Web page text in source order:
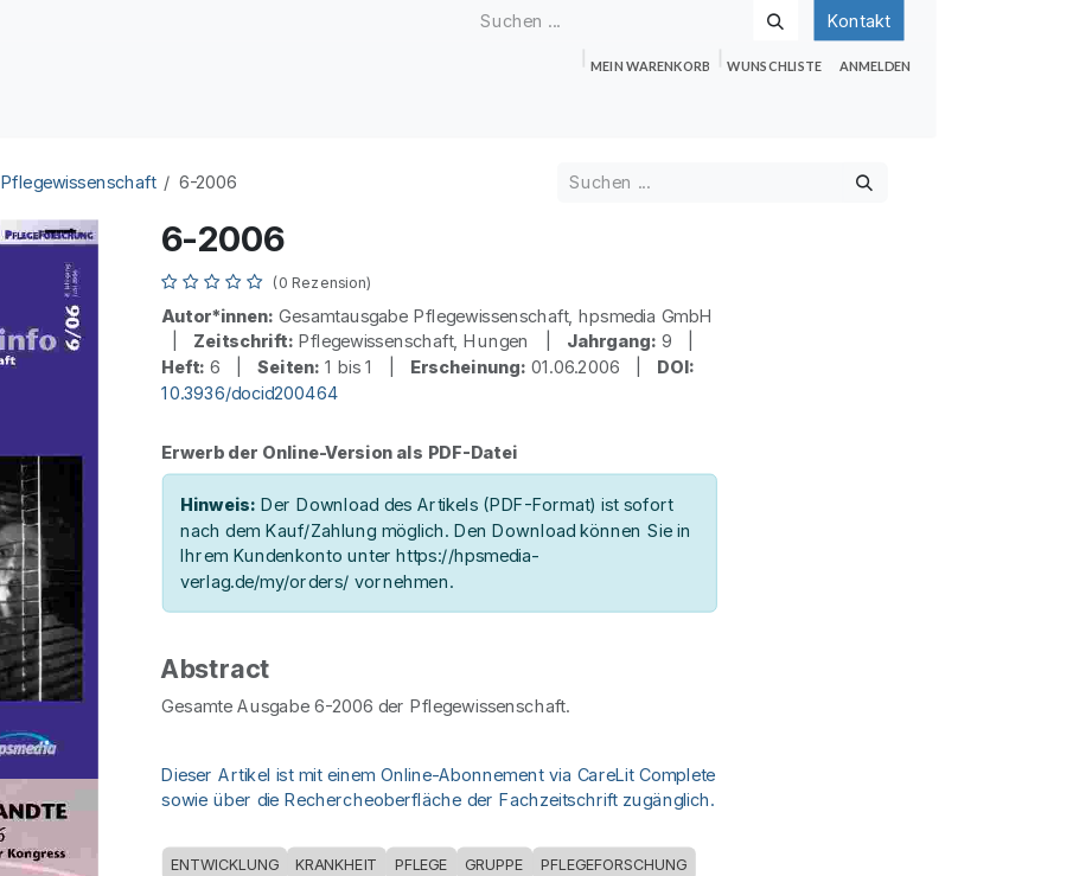
Kontakt
MEIN WARENKORB WUNSCHLISTE ANMELDEN
Pflegewissenschaft 6-2006
6-2006
(0 Rezension)
Autor*innen: Gesamtausgabe Pflegewissenschaft, hpsmedia GmbH
Zeitschrift: Pflegewissenschaft, Hungen | Jahrgang: 9 |
Heft: 6 |Seiten: 1 bis 1 | Erscheinung: 01.06.2006 | DOI:
10.3936/docid200464
Erwerb der Online-Version als PDF-Datei
Hinweis: Der Download des Artikels (PDF-Format) ist sofort
nach dem Kauf/Zahlung möglich. Den Download können Sie in
Ihrem Kundenkonto unter https://hpsmedia-
verlag.de/my/orders/ vornehmen.
Abstract
Gesamte Ausgabe 6-2006 der Pflegewissenschaft.
Dieser Artikel ist mit einem Online-Abonnement via CareLit Complete
sowie über die Rechercheoberfläche der Fachzeitschrift zugänglich.
ENTWICKLUNG KRANKHEIT PFLEGE GRUPPE PFLEGEFORSCHUNG